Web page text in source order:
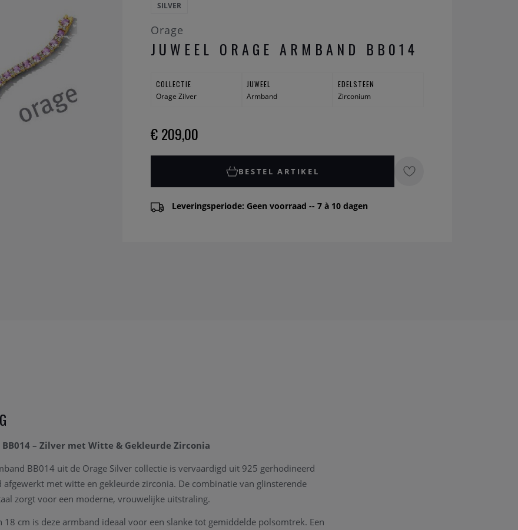
SILVER
Orage
JUWEEL ORAGE ARMBAND BB014
COLLECTIE
Orage Zilver
JUWEEL
Armband
EDELSTEEN
Zirconium
€ 209,00
BESTEL ARTIKEL
Leveringsperiode: Geen voorraad -- 7 à 10 dagen
– Zilver met Witte & Gekleurde Zirconia
BB014 uit de Orage Silver collectie is vervaardigd uit 925 gerhodineerd
met witte en gekleurde zirconia. De combinatie van glinsterende
zorgt voor een moderne, vrouwelijke uitstraling.
18 cm is deze armband ideaal voor een slanke tot gemiddelde polsomtrek. Een